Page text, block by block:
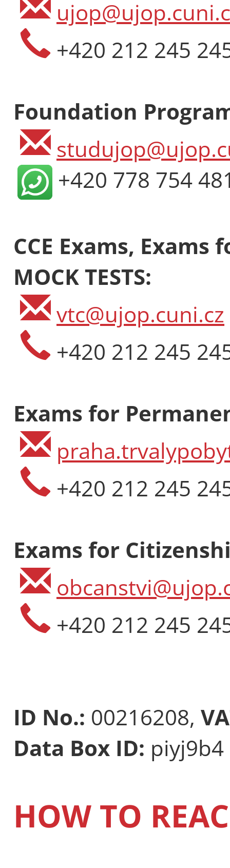
+420 212 245
Foundation
+420 778 754
CCE Exams,
MOCK TESTS:
vtc@ujop.cuni.cz
+420 212 245
Exams for
+420 212 245
Exams for
+420 212 245
ID No.: 00216208,
Data Box ID: piyj9b4
HOW TO